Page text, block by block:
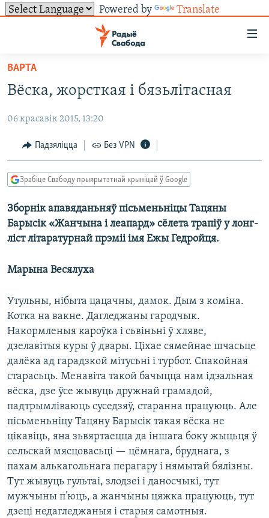
Powered by Translate
ўнівэрсальнага
доступу
Перайсьці
да
галоўнага
Перайсьці
да
галоўнай
навігацыі
Перайсьці
да
пошуку
ВІДЭА І ФОТА
ЛЮДЗІ
ЭКАНОМІКА
ВАЙНА
БЕЛАРУСЫ НА ВАЙНЕ
КУЛЬТУРА
ТОЛЬКІ НА СВАБОДЗЕ
ТЭСТЫ
БЛОГІ
ПАДКАСТЫ
КНІГІ
АЎДЫЁКНІГІ
МОВА
НА ХВАЛЯХ СВАБОДЫ
СУВЯЗЬ
АБЫСЬЦІ БЛЯКАВАНЬНЕ
ПАДПІСАЦЦА
ПАДКАСТЫ
FACEBOOK
TWITTER
САЧЫЦЕ ЗА АБНАЎЛЕНЬНЯМІ
ВАРТА
Вёска, жорсткая і бязьлітасная
06 красавік 2015, 13:20
Падзяліцца Без VPN
Зрабіце Свабоду прыярытэтнай крыніцай ў Google
Зборнік апавяданьняў пісьменьніцы Тацяны
Барысік «Жанчына і леапард» сёлета трапіў у лонг-
ліст літаратурнай прэміі імя Ежы Гедройця.
Марына Весялуха
Утульны, нібыта цацачны, дамок. Дым з коміна.
Котка на вакне. Дагледжаны гародчык.
Накормленыя кароўка і сьвіньні ў хляве,
дзелавітыя куры ў двары. Ціхае сямейнае шчасьце
далёка ад гарадзкой мітусьні і турбот. Спакойная
старасьць. Менавіта такой бачыцца нам ідэальная
вёска, дзе ўсе жывуць дружнай грамадой,
падтрымліваюць суседзяў, старанна працуюць. Але
пісьменьніцу Тацяну Барысік такая вёска не
цікавіць, яна зьвяртаецца да іншага боку жыцьця ў
сельскай мясцовасьці — цёмнага, бруднага, з
пахам алькагольнага перагару і нямытай бялізны.
Тут жывуць гультаі, злодзеі і даносчыкі, тут
мужчыны п’юць, а жанчыны цяжка працуюць, тут
дзеці недагледжаныя і старыя самотныя.